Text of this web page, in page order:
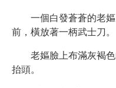
一個白發蒼蒼的老
前，橫放著一柄武士刀。
老嫗臉上布滿灰褐
抬頭。